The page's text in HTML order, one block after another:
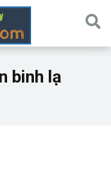
binh lạ